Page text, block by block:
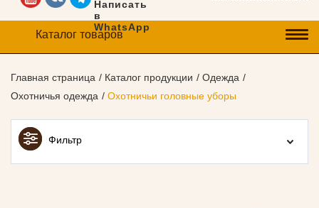
Каталог товаров
Главная страница Каталог продукции
Одежда
Охотничья одежда
Охотничьи головные уборы
Фильтр